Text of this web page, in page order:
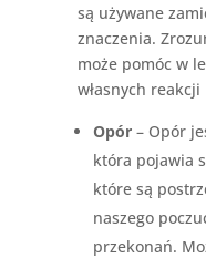
są używane
znaczenia.
może pomóc w
własnych
Opór– Opór
która pojawia
które są
naszego
przekonań.